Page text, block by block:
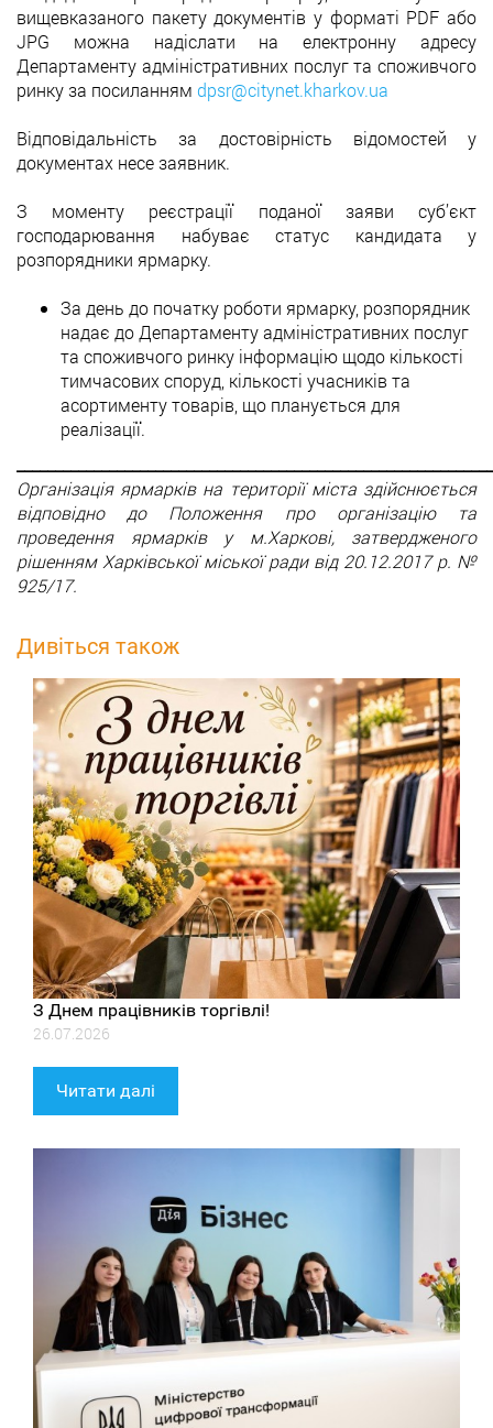
вищевказаного пакету документів у форматі PDF або
JPG можна надіслати на електронну адресу
Департаменту адміністративних послуг та споживчого
ринку за посиланням dpsr@citynet.kharkov.ua
Відповідальність за достовірність відомостей у
документах несе заявник.
З моменту реєстрації поданої заяви суб’єкт
господарювання набуває статус кандидата у
розпорядники ярмарку.
За день до початку роботи ярмарку, розпорядник
надає до Департаменту адміністративних послуг
та споживчого ринку інформацію щодо кількості
тимчасових споруд, кількості учасників та
асортименту товарів, що планується для
реалізації.
Організація ярмарків на території міста здійснюється
відповідно до Положення про організацію та
проведення ярмарків у м.Харкові, затвердженого
рішенням Харківської міської ради від 20.12.2017 р. №
925/17.
Дивіться також
З Днем працівників торгівлі!
26.07.2026
Читати далі